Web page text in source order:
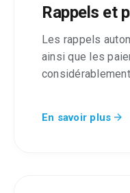
Rappels et
Les rappels
ainsi que les
En savoir plus arrow_forward